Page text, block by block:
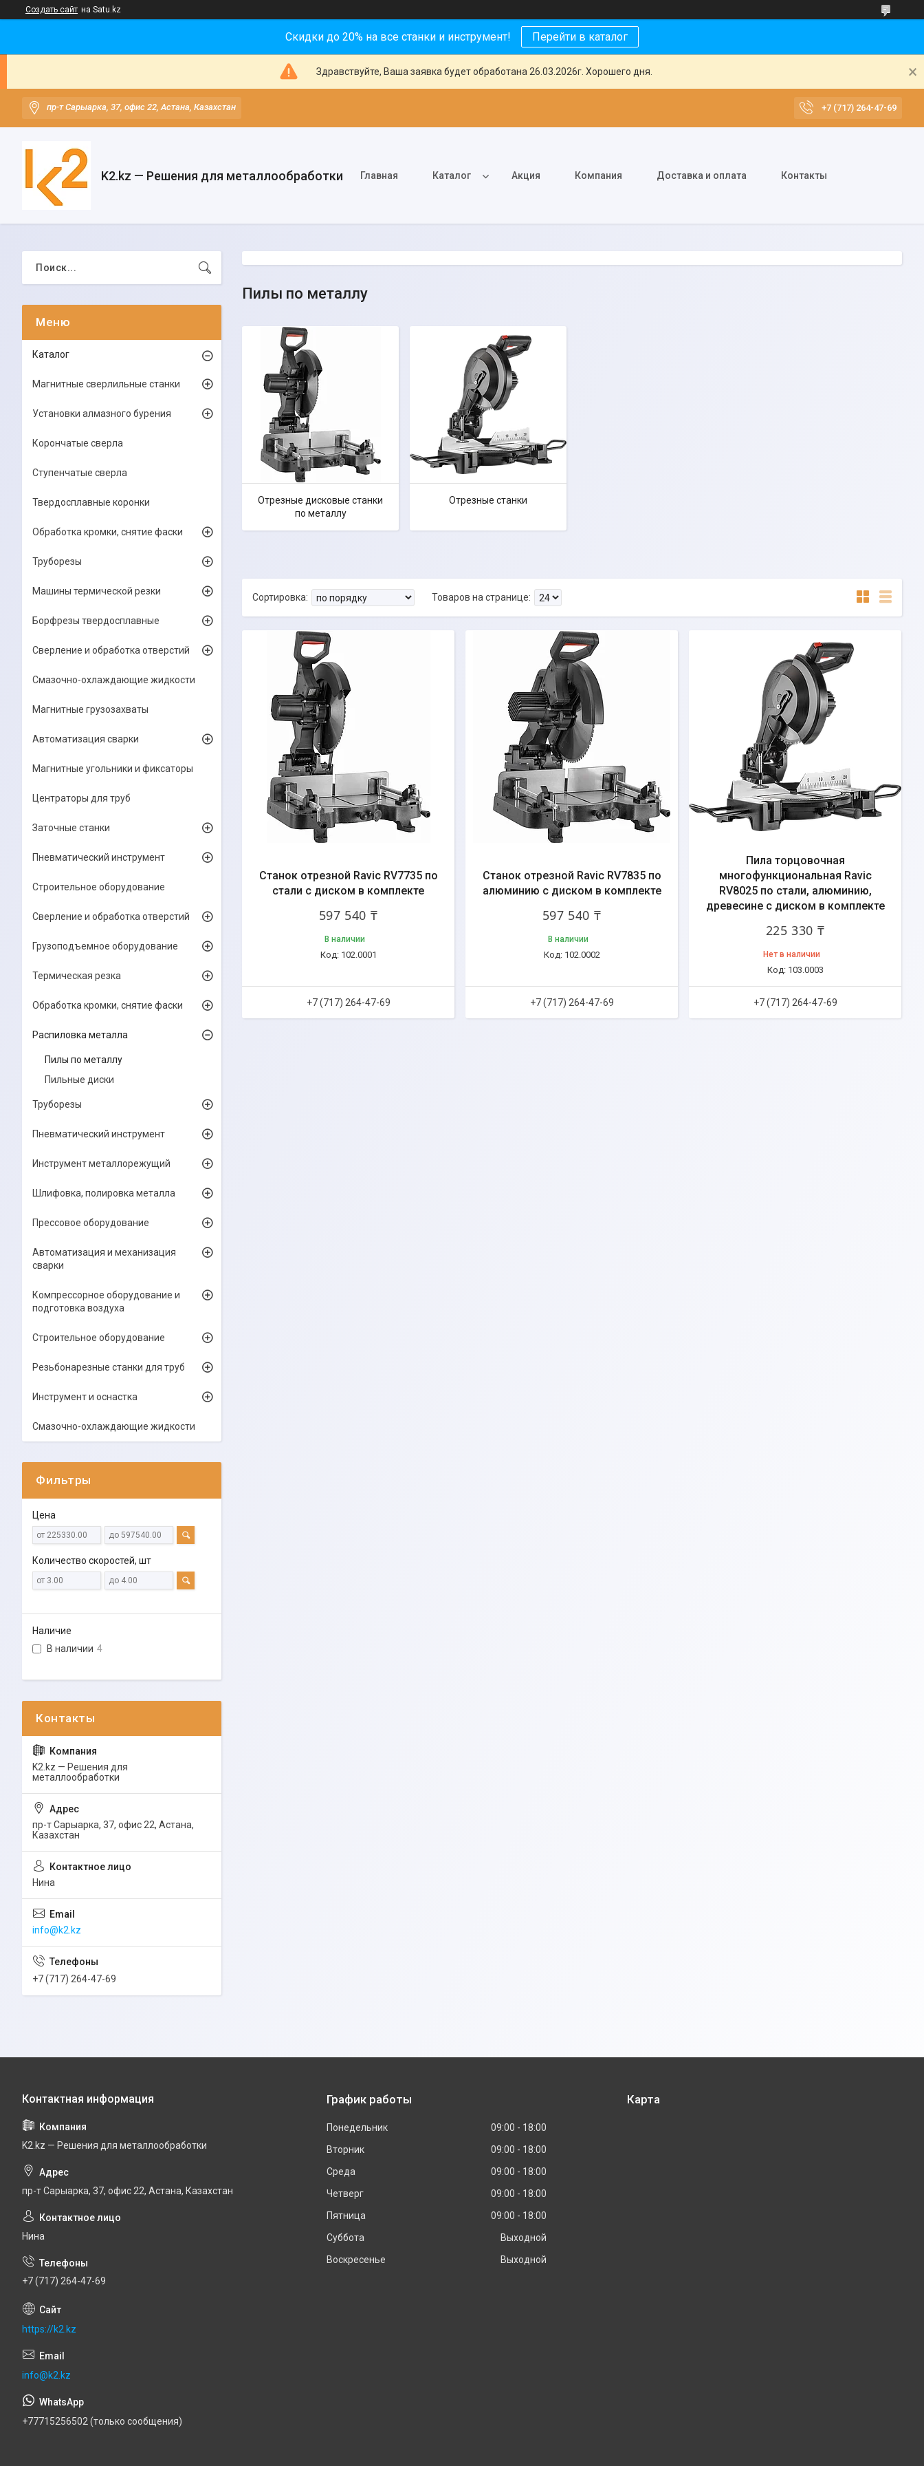
Создать сайт на Satu.kz
Скидки до 20% на все станки и инструмент! Перейти в каталог
Здравствуйте, Ваша заявка будет обработана 26.03.2026г. Хорошего дня.
пр-т Сарыарка, 37, офис 22, Астана, Казахстан +7 (717) 264-47-69
K2.kz — Решения для металлообработки Главная Каталог Акция Компания Доставка и оплата Контакты
Пилы по металлу
Отрезные дисковые станки
по металлу
Отрезные станки
Станок отрезной Ravic RV7735 по
стали с диском в комплекте
597 540 ₸
В наличии
102.0001
+7 (717) 264-47-69
Станок отрезной Ravic RV7835 по
алюминию с диском в комплекте
597 540 ₸
В наличии
102.0002
+7 (717) 264-47-69
Пила торцовочная
многофункциональная Ravic
RV8025 по стали, алюминию,
древесине с диском в комплекте
225 330 ₸
Нет в наличии
103.0003
+7 (717) 264-47-69
Каталог
Магнитные сверлильные станки
Установки алмазного бурения
Корончатые сверла
Ступенчатые сверла
Твердосплавные коронки
Обработка кромки, снятие фаски
Труборезы
Машины термической резки
Борфрезы твердосплавные
Сверление и обработка отверстий
Смазочно-охлаждающие жидкости
Магнитные грузозахваты
Автоматизация сварки
Магнитные угольники и фиксаторы
Центраторы для труб
Заточные станки
Пневматический инструмент
Строительное оборудование
Сверление и обработка отверстий
Грузоподъемное оборудование
Термическая резка
Обработка кромки, снятие фаски
Распиловка металла
Пилы по металлу
Пильные диски
Труборезы
Пневматический инструмент
Инструмент металлорежущий
Шлифовка, полировка металла
Прессовое оборудование
Автоматизация и механизация
сварки
Компрессорное оборудование и
подготовка воздуха
Строительное оборудование
Резьбонарезные станки для труб
Инструмент и оснастка
Смазочно-охлаждающие жидкости
Фильтры
Цена
Количество скоростей, шт
Наличие
В наличии 4
K2.kz — Решения для
металлообработки
пр-т Сарыарка, 37, офис 22, Астана,
Казахстан
Нина
info@k2.kz
+7 (717) 264-47-69
K2.kz — Решения для металлообработки
пр-т Сарыарка, 37, офис 22, Астана, Казахстан
Нина
+7 (717) 264-47-69
https://k2.kz
info@k2.kz
+77715256502 (только сообщения)
График работы
Понедельник 09:00
18:00
Вторник
09:00
18:00
Среда
09:00
18:00
Четверг
09:00
18:00
Пятница
09:00
18:00
Суббота
Выходной
Воскресенье
Выходной
Карта